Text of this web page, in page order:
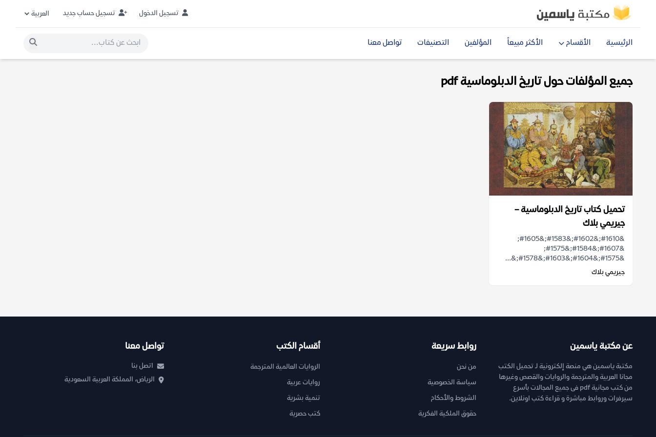
تسجيل الدخول تسجيل حساب جديد
الرئيسية الأقسام الأكثر مبيعاً المؤلفين التصنيفات تواصل معنا
جميع المؤلفات حول تاريخ الدبلوماسية pdf
تحميل كتاب تاريخ الدبلوماسية –
جيريمي بلاك
&#1610;&#1602;&#1583;&#1605;
&#1607;&#1584;&#1575;
&#1575;&#1604;&#1603;&#1578;&...
جيريمي بلاك
عن مكتبة ياسمين
مكتبة ياسمين هي منصة إلكترونية لـ تحميل الكتب
مجانا العربية والمترجمة والروايات والقصص وغيرها
من كتب مجانية pdf فى جميع المجالات بأسرع
سيرفرات وروابط مباشرة و قراءة كتب اونلاين.
روابط سريعة
من نحن
سياسة الخصوصية
الشروط والأحكام
حقوق الملكية الفكرية
أقسام الكتب
الروايات العالمية المترجمة
روايات عربية
تنمية بشرية
كتب حصرية
تواصل معنا
اتصل بنا
الرياض، المملكة العربية السعودية